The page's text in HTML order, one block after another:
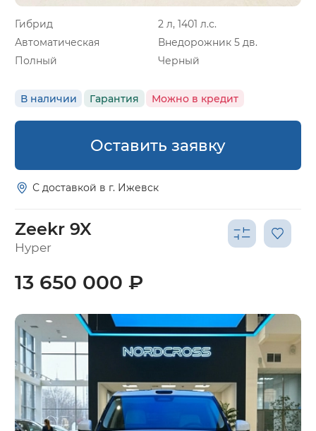
Гибрид
2 л, 1401 л.с.
Автоматическая
Внедорожник 5 дв.
Полный
Черный
В наличии Гарантия Можно в кредит
Оставить заявку
С доставкой в г. Ижевск
Zeekr 9X
Hyper
13 650 000 ₽